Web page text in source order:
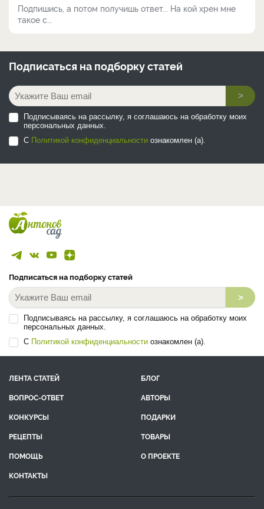
Подпишись, а потом получишь ответ... На кой хрен мне
такое с...
Подписаться на подборку статей
>
Подписываясь на рассылку, я соглашаюсь на обработку моих
персональных данных.
С Политикой конфиденциальности ознакомлен (а).
Подписаться на подборку статей
>
Подписываясь на рассылку, я соглашаюсь на обработку моих
персональных данных.
С Политикой конфиденциальности ознакомлен (а).
ЛЕНТА СТАТЕЙ
БЛОГ
ВОПРОС-ОТВЕТ
АВТОРЫ
КОНКУРСЫ
ПОДАРКИ
РЕЦЕПТЫ
ТОВАРЫ
ПОМОЩЬ
О ПРОЕКТЕ
КОНТАКТЫ